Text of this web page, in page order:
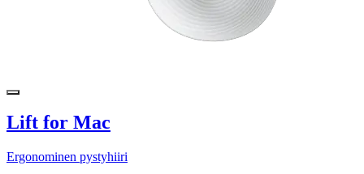
Lift for Mac
Ergonominen pystyhiiri